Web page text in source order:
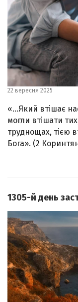
22 вересня 2025
«…Який втішає
могли втішати
труднощах, тією
Бога». (2
1305-й день